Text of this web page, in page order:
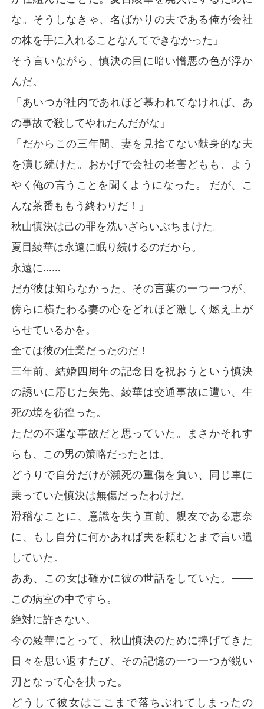
な。そうしなきゃ、名ばかりの夫である俺が会社
の株を手に入れることなんてできなかった」
そう言いながら、慎決の目に暗い憎悪の色が浮か
んだ。
「あいつが社内であれほど慕われてなければ、あ
の事故で殺してやれたんだがな」
「だからこの三年間、妻を見捨てない献身的な夫
を演じ続けた。おかげで会社の老害どもも、よう
やく俺の言うことを聞くようになった。 だが、こ
んな茶番ももう終わりだ！」
秋山慎決は己の罪を洗いざらいぶちまけた。
夏目綾華は永遠に眠り続けるのだから。
永遠に……
だが彼は知らなかった。その言葉の一つ一つが、
傍らに横たわる妻の心をどれほど激しく燃え上が
らせているかを。
全ては彼の仕業だったのだ！
三年前、結婚四周年の記念日を祝おうという慎決
の誘いに応じた矢先、綾華は交通事故に遭い、生
死の境を彷徨った。
ただの不運な事故だと思っていた。まさかそれす
らも、この男の策略だったとは。
どうりで自分だけが瀕死の重傷を負い、同じ車に
乗っていた慎決は無傷だったわけだ。
滑稽なことに、意識を失う直前、親友である恵奈
に、もし自分に何かあれば夫を頼むとまで言い遺
していた。
ああ、この女は確かに彼の世話をしていた。――
この病室の中ですら。
絶対に許さない。
今の綾華にとって、秋山慎決のために捧げてきた
日々を思い返すたび、その記憶の一つ一つが鋭い
刃となって心を抉った。
どうして彼女はここまで落ちぶれてしまったの